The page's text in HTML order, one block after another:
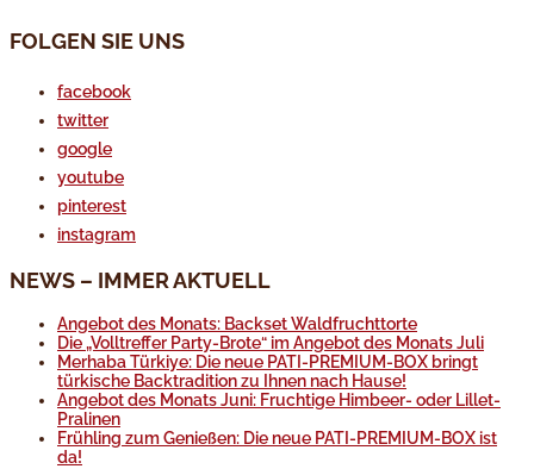
FOLGEN SIE UNS
facebook
twitter
google
youtube
pinterest
instagram
NEWS – IMMER AKTUELL
Angebot des Monats: Backset Waldfruchttorte
Die „Volltreffer Party-Brote“ im Angebot des Monats Juli
Merhaba Türkiye: Die neue PATI-PREMIUM-BOX bringt
türkische Backtradition zu Ihnen nach Hause!
Angebot des Monats Juni: Fruchtige Himbeer- oder Lillet-
Pralinen
Frühling zum Genießen: Die neue PATI-PREMIUM-BOX ist
da!